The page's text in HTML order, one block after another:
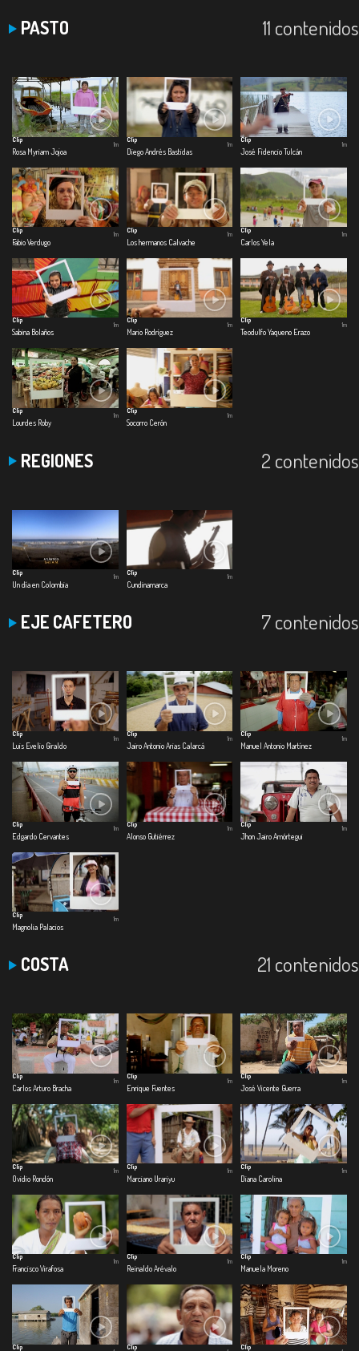
PASTO 11 contenidos
Clip
Rosa Myriam Jojoa
1m
Clip
Diego Andrés Bastidas
1m
Clip
José Fidencio Tulcán
1m
Clip
Fabio Verdugo
1m
Clip
Los hermanos Calvache
1m
Clip
Carlos Yela
1m
Clip
Sabina Bolaños
1m
Clip
Mario Rodríguez
1m
Clip
Teodulfo Yaqueno Erazo
1m
Clip
Lourdes Roby
1m
Clip
Socorro Cerón
1m
REGIONES 2 contenidos
Clip
Un día en Colombia
1m
Clip
Cundinamarca
1m
EJE CAFETERO 7 contenidos
Clip
Luis Evelio Giraldo
1m
Clip
Jairo Antonio Arias Calarcá
1m
Clip
Manuel Antonio Martínez
1m
Clip
Edgardo Cervantes
1m
Clip
Alonso Gutiérrez
1m
Clip
Jhon Jairo Amórtegui
1m
Clip
Magnolia Palacios
1m
COSTA 21 contenidos
Clip
Carlos Arturo Bracha
1m
Clip
Enrique Fuentes
1m
Clip
José Vicente Guerra
1m
Clip
Ovidio Rondón
1m
Clip
Marciano Urariyu
1m
Clip
Diana Carolina
1m
Clip
Francisco Virafosa
1m
Clip
Reinaldo Arévalo
1m
Clip
Manuela Moreno
1m
Clip Clip Clip